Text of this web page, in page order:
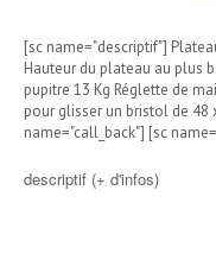
[sc name="descriptif"]
Hauteur du plateau au plus
pupitre 13 Kg Réglette de
pour glisser un bristol de 48
name="call_back"] [sc
descriptif (+ d'infos)